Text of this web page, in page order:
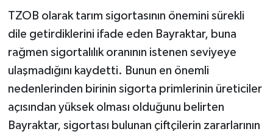
TZOB olarak tarım sigortasının önemini sürekli
dile getirdiklerini ifade eden Bayraktar, buna
rağmen sigortalılık oranının istenen seviyeye
ulaşmadığını kaydetti. Bunun en önemli
nedenlerinden birinin sigorta primlerinin üreticiler
açısından yüksek olması olduğunu belirten
Bayraktar, sigortası bulunan çiftçilerin zararlarının